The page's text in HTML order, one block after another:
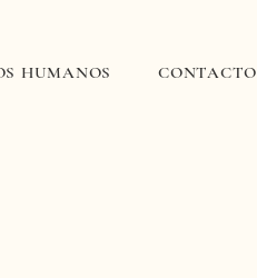
HUMANOS CONTACTO